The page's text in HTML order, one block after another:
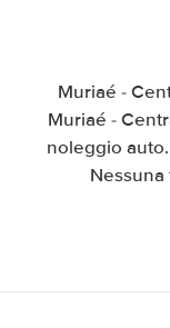
Muriaé -
Muriaé -
noleggio